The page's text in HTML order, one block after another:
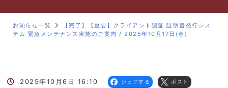
お知らせ一覧
【完了】【重要】クライアント認証 証明書発行シス
テム 緊急メンテナンス実施のご案内 / 2025年10月17日(金)
2025年10月6日 16:10 シェアする ポスト